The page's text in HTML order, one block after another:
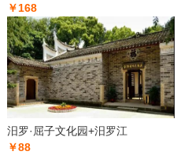
￥168
汨罗·屈子文化园+汨罗江
￥88